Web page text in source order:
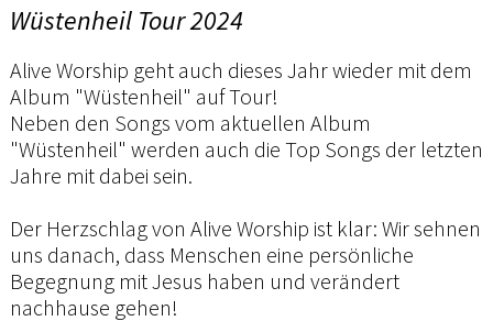
Wüstenheil Tour 2024
Alive Worship geht auch dieses Jahr wieder mit dem
Album "Wüstenheil" auf Tour!
Neben den Songs vom aktuellen Album
"Wüstenheil" werden auch die Top Songs der letzten
Jahre mit dabei sein.
Der Herzschlag von Alive Worship ist klar: Wir sehnen
uns danach, dass Menschen eine persönliche
Begegnung mit Jesus haben und verändert
nachhause gehen!